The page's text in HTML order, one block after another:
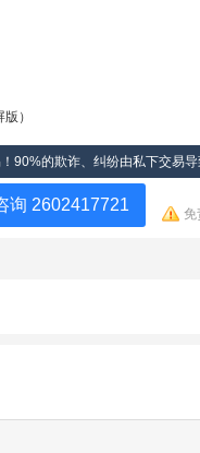
）
90%的欺诈、纠纷由私下交易
询 2602417721 免